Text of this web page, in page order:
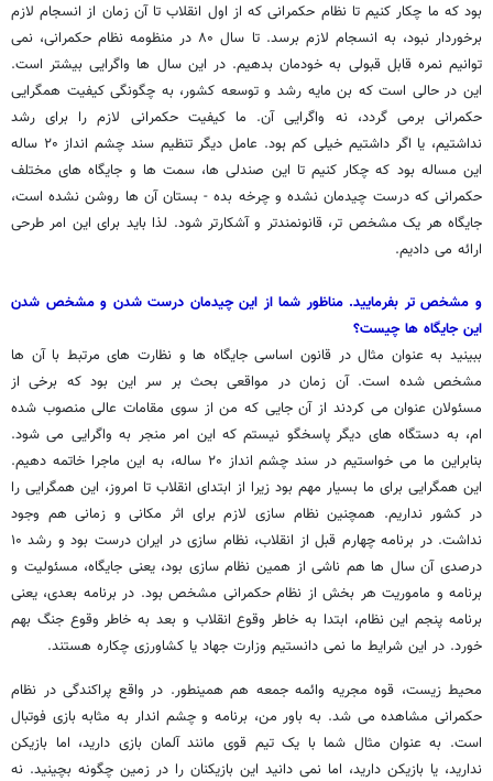
بود که ما چکار کنیم تا نظام حکمرانی که از اول انقلاب تا آن زمان از انسجام لازم
برخوردار نبود، به انسجام لازم برسد. تا سال ۸۰ در منظومه نظام حکمرانی، نمی
توانیم نمره قابل قبولی به خودمان بدهیم. در این سال ها واگرایی بیشتر است.
این در حالی است که بن مایه رشد و توسعه کشور، به چگونگی کیفیت همگرایی
حکمرانی برمی گردد، نه واگرایی آن. ما کیفیت حکمرانی لازم را برای رشد
نداشتیم، یا اگر داشتیم خیلی کم ہود. عامل دیگر تنظیم سند چشم انداز ۲۰ ساله
این مساله بود که چکار کنیم تا این صندلی ها، سمت ها و جایگاه های مختلف
حکمرانی که درست چیدمان نشده و چرخه بده - بستان آن ها روشن نشده است،
جایگاه هر یک مشخص تر، قانونمندتر و آشکارتر شود. لذا باید برای این امر طرحی
ارائه می دادیم.
و مشخص تر بفرمایید. مناظور شما از این چیدمان درست شدن و مشخص شدن
این جایگاه ها چیست؟
ببینید به عنوان مثال در قانون اساسی جایگاه ها و نظارت های مرتبط با آن ها
مشخص شده است. آن زمان در مواقعی بحث بر سر این بود که برخی از
مسئولان عنوان می کردند از آن جایی که من از سوی مقامات عالی منصوب شده
ام، به دستگاه های دیگر پاسخگو نیستم که این امر منجر به واگرایی می شود.
بنابراین ما می خواستیم در سند چشم انداز ۲۰ ساله، به این ماجرا خاتمه دهیم.
این همگرایی برای ما بسیار مهم بود زیرا از ابتدای انقلاب تا امروز، این همگرایی را
در کشور نداریم. همچنین نظام سازی لازم برای اثر مکانی و زمانی هم وجود
نداشت. در برنامه چهارم قبل از انقلاب، نظام سازی در ایران درست بود و رشد ۱۰
درصدی آن سال ها هم ناشی از همین نظام سازی بود، یعنی جایگاه، مسئولیت و
برنامه و ماموریت هر بخش از نظام حکمرانی مشخص بود. در برنامه بعدی، یعنی
برنامه پنجم این نظام، ابتدا به خاطر وقوع انقلاب و بعد به خاطر وقوع جنگ بهم
خورد. در این شرایط ما نمی دانستیم وزارت جهاد یا کشاورزی چکاره هستند.
محیط زیست، قوه مجریه وائمه جمعه هم همینطور. در واقع پراکندگی در نظام
حکمرانی مشاهده می شد. به باور من، برنامه و چشم اندار به مثابه بازی فوتبال
است. به عنوان مثال شما با یک تیم قوی مانند آلمان بازی دارید، اما بازیکن
ندارید، یا بازیکن دارید، اما نمی دانید این بازیکنان را در زمین چگونه بچینید. نه